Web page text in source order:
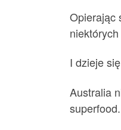
Opierając
I dzieje
Australia
superfood.